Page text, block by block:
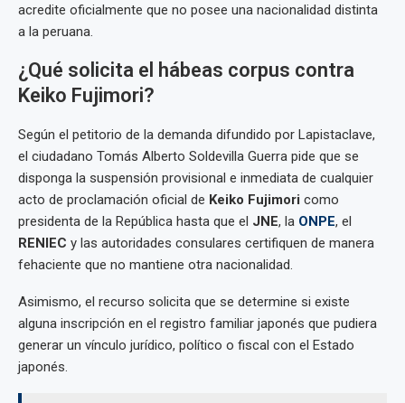
acredite oficialmente que no posee una nacionalidad distinta
a la peruana.
¿Qué solicita el hábeas corpus contra
Keiko Fujimori?
Según el petitorio de la demanda difundido por Lapistaclave,
el ciudadano Tomás Alberto Soldevilla Guerra pide que se
disponga la suspensión provisional e inmediata de cualquier
acto de proclamación oficial de Keiko Fujimori como
presidenta de la República hasta que el JNE, la ONPE, el
RENIEC y las autoridades consulares certifiquen de manera
fehaciente que no mantiene otra nacionalidad.
Asimismo, el recurso solicita que se determine si existe
alguna inscripción en el registro familiar japonés que pudiera
generar un vínculo jurídico, político o fiscal con el Estado
japonés.